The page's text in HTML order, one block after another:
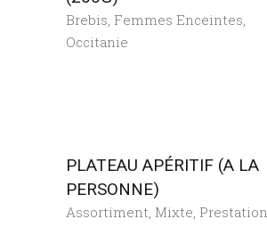
Brebis Femmes Enceintes
Occitanie
PLATEAU APÉRITIF (A LA
PERSONNE)
Assortiment Mixte Prestation